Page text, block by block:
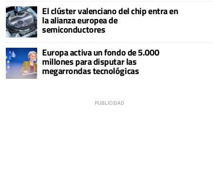
El clúster valenciano del chip entra en
la alianza europea de
semiconductores
Europa activa un fondo de 5.000
millones para disputar las
megarrondas tecnológicas